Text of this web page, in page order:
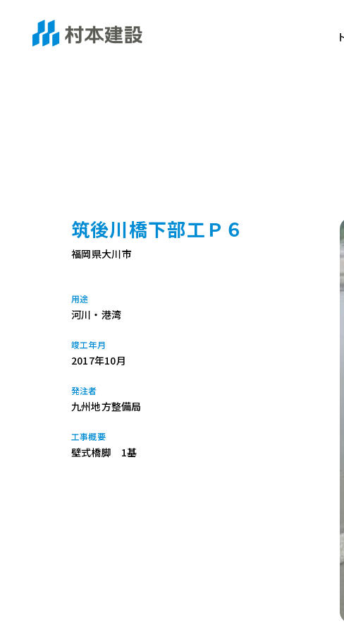
筑後川橋下部工Ｐ６
福岡県大川市
用途
河川・港湾
竣工年月
2017年10月
発注者
九州地方整備局
工事概要
壁式橋脚 1基